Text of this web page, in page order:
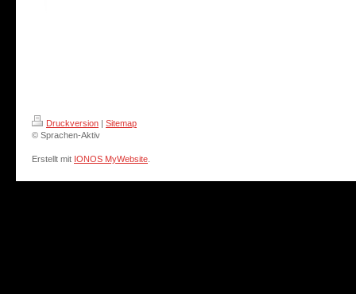
Druckversion | Sitemap
© Sprachen-Aktiv
Erstellt mit IONOS MyWebsite